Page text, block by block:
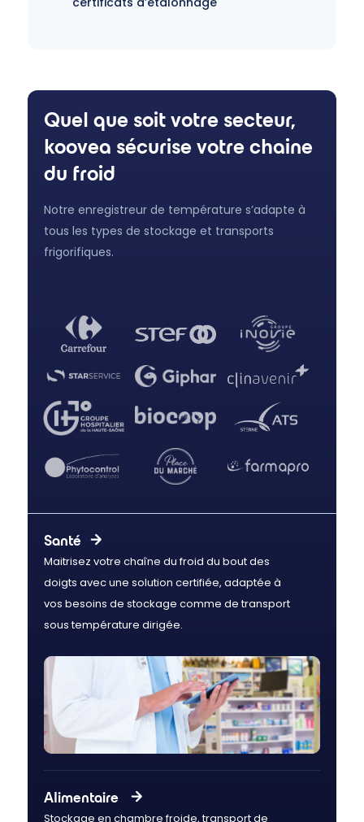
Quel que soit votre secteur,
koovea sécurise votre chaine
du froid
Notre enregistreur de température s’adapte à
tous les types de stockage et transports
frigorifiques.
Santé
Maitrisez votre chaîne du froid du bout des
doigts avec une solution certifiée, adaptée à
vos besoins de stockage comme de transport
sous température dirigée.
Alimentaire
Stockage en chambre froide, transport de